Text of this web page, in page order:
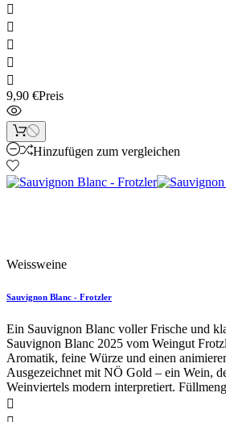





9,90 €Preis
Hinzufügen zum vergleichen
Weissweine
Sauvignon Blanc - Frotzler
Ein Sauvignon Blanc voller Frische und
Sauvignon Blanc 2025 vom Weingut
Aromatik, feine Würze und einen
Ausgezeichnet mit NÖ Gold – ein Wein,
Weinviertels modern interpretiert.
